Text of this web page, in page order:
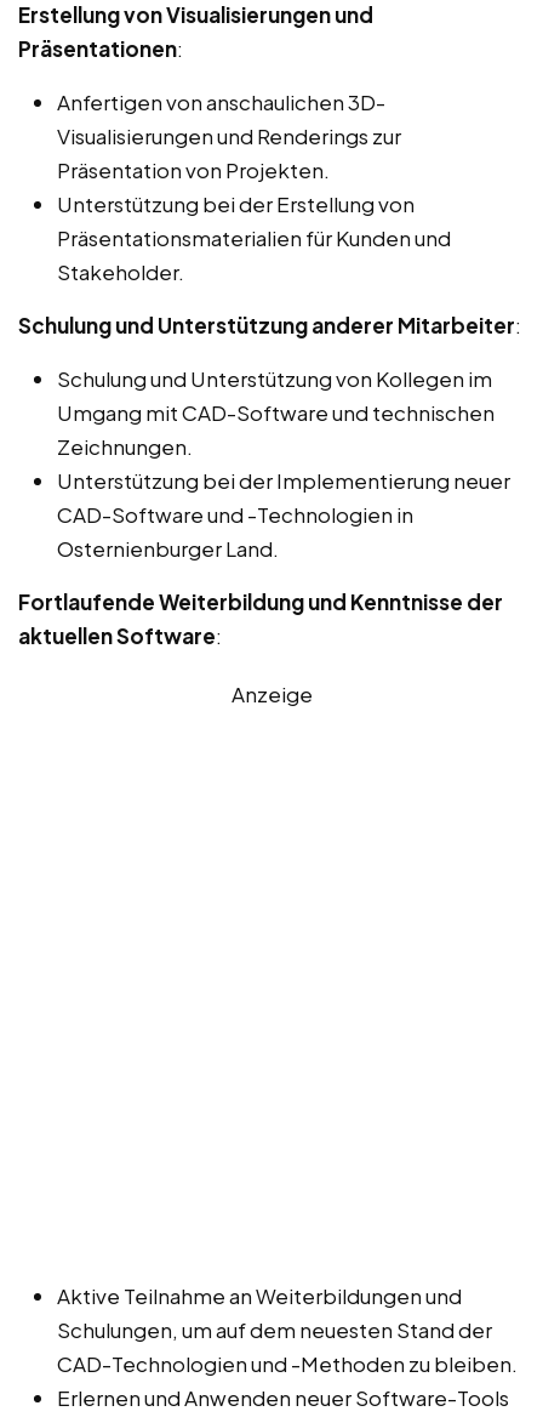
Erstellung von Visualisierungen und
Präsentationen:
Anfertigen von anschaulichen 3D-
Visualisierungen und Renderings zur
Präsentation von Projekten.
Unterstützung bei der Erstellung von
Präsentationsmaterialien für Kunden und
Stakeholder.
Schulung und Unterstützung anderer Mitarbeiter:
Schulung und Unterstützung von Kollegen im
Umgang mit CAD-Software und technischen
Zeichnungen.
Unterstützung bei der Implementierung neuer
CAD-Software und -Technologien in
Osternienburger Land.
Fortlaufende Weiterbildung und Kenntnisse der
aktuellen Software:
Anzeige
Aktive Teilnahme an Weiterbildungen und
Schulungen, um auf dem neuesten Stand der
CAD-Technologien und -Methoden zu bleiben.
Erlernen und Anwenden neuer Software-Tools